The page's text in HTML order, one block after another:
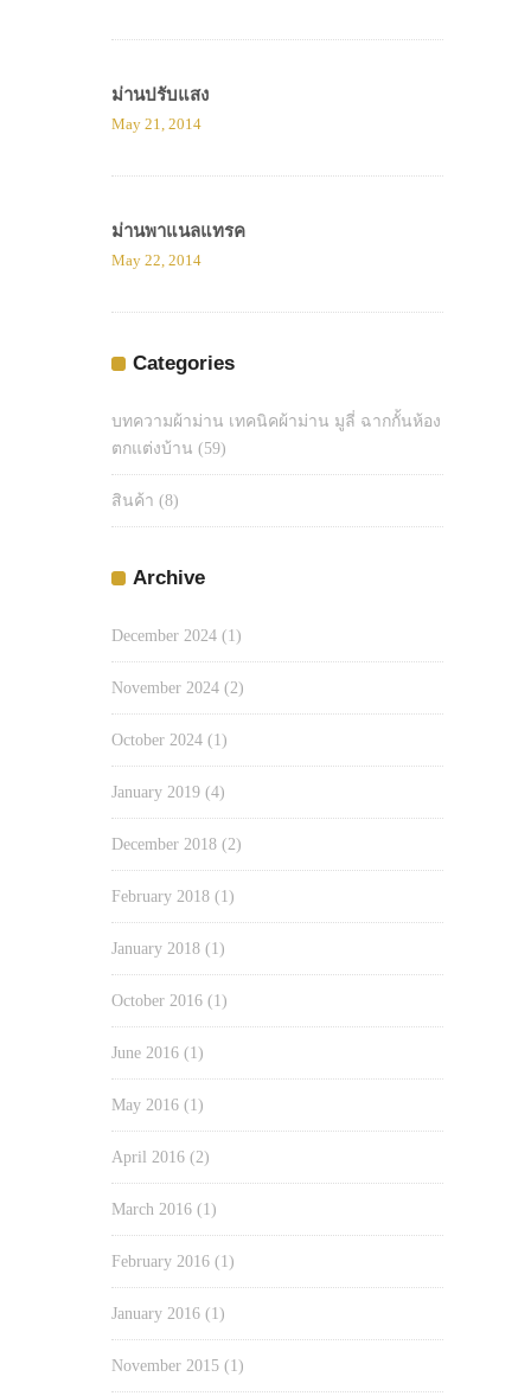
ม่านปรับแสง
May 21, 2014
ม่านพาแนลแทรค
May 22, 2014
Categories
บทความผ้าม่าน เทคนิคผ้าม่าน มูลี่ ฉากกั้นห้อง
ตกแต่งบ้าน (59)
สินค้า (8)
Archive
December 2024 (1)
November 2024 (2)
October 2024 (1)
January 2019 (4)
December 2018 (2)
February 2018 (1)
January 2018 (1)
October 2016 (1)
June 2016 (1)
May 2016 (1)
April 2016 (2)
March 2016 (1)
February 2016 (1)
January 2016 (1)
November 2015 (1)